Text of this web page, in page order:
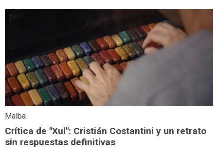
Malba
Crítica de "Xul": Cristián Costantini y un retrato
sin respuestas definitivas